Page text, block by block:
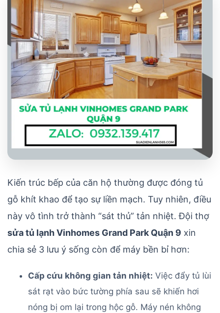
Kiến trúc bếp của căn hộ thường được đóng tủ
gỗ khít khao để tạo sự liền mạch. Tuy nhiên, điều
này vô tình trở thành “sát thủ” tản nhiệt. Đội thợ
sửa tủ lạnh Vinhomes Grand Park Quận 9 xin
chia sẻ 3 lưu ý sống còn để máy bền bỉ hơn:
Cấp cứu không gian tản nhiệt: Việc đẩy tủ lùi
sát rạt vào bức tường phía sau sẽ khiến hơi
nóng bị om lại trong hộc gỗ. Máy nén không